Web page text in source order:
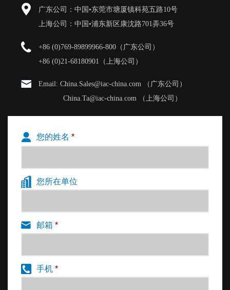
广东公司：中国•东莞市塘厦镇科苑五路10号
上海公司：中国•浦东新区康沈路701弄36号
+86 (0)769-89899966-800（广东公司）
+86 (0)21-68180901（上海公司）
Email: China.Sales@iac-china.com （广东公司）
China.Ta@iac-china.com （上海公司）
您的姓名 *
您所在单位
邮箱 *
手机 *